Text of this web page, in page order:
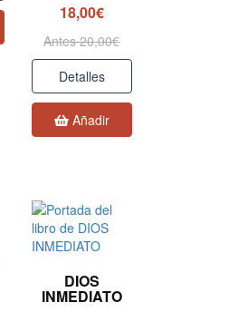
18,00€
Antes 20,00€
Detalles
Añadir
DIOS
INMEDIATO